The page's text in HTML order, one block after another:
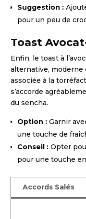
Suggestion :
pour un peu de
Toast
Enfin, le toast à
alternative, moderne
associée à la
s’accorde
du sencha.
Option : Garnir
une touche de
Conseil : Opter
pour une touche
Accords Salés